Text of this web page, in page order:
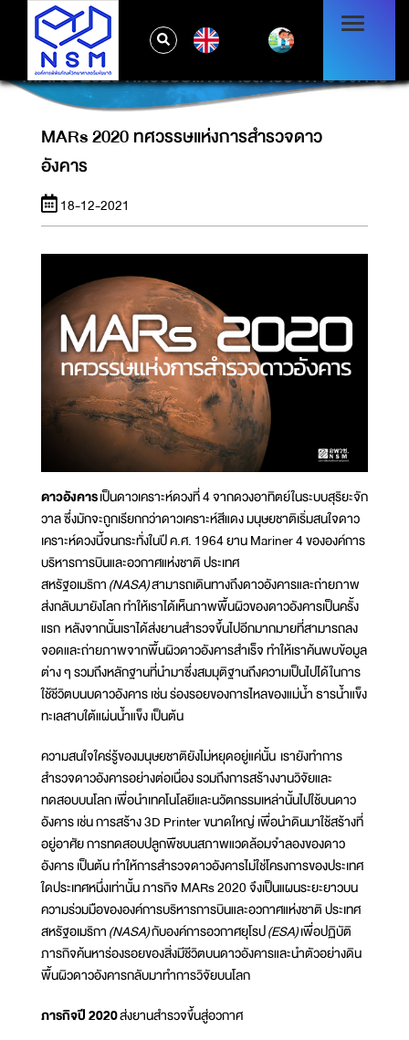
MARS 2020 ทศวรรษแห่งการสำรวจดาวอังคาร
MARs 2020 ทศวรรษแห่งการสำรวจดาว
อังคาร
18-12-2021
ดาวอังคารเป็นดาวเคราะห์ดวงที่ 4 จากดวงอาทิตย์ในระบบสุริยะจัก
วาล ซึ่งมักจะถูกเรียกกว่าดาวเคราะห์สีแดง มนุษยชาติเริ่มสนใจดาว
เคราะห์ดวงนี้จนกระทั่งในปี ค.ศ. 1964 ยาน Mariner 4 ขององค์การ
บริหารการบินและอวกาศแห่งชาติ ประเทศ
สหรัฐอเมริกา(NASA)สามารถเดินทางถึงดาวอังคารและถ่ายภาพ
ส่งกลับมายังโลก ทำให้เราได้เห็นภาพพื้นผิวของดาวอังคารเป็นครั้ง
แรก หลังจากนั้นเราได้ส่งยานสำรวจขึ้นไปอีกมากมายที่สามารถลง
จอดและถ่ายภาพจากพื้นผิวดาวอังคารสำเร็จ ทำให้เราค้นพบข้อมูล
ต่าง ๆ รวมถึงหลักฐานที่นำมาซึ่งสมมุติฐานถึงความเป็นไปได้ในการ
ใช้ชีวิตบนบดาวอังคาร เช่น ร่องรอยของการไหลของแม่น้ำ ธารน้ำแข็ง
ทะเลสาบใต้แผ่นน้ำแข็ง เป็นต้น
ความสนใจใคร่รู้ของมนุษยชาติยังไม่หยุดอยู่แค่นั้น เรายังทำการ
สำรวจดาวอังคารอย่างต่อเนื่อง รวมถึงการสร้างงานวิจัยและ
ทดสอบบนโลก เพื่อนำเทคโนโลยีและนวัตกรรมเหล่านั้นไปใช้บนดาว
อังคาร เช่น การสร้าง 3D Printer ขนาดใหญ่ เพื่อนำดินมาใช้สร้างที่
อยู่อาศัย การทดสอบปลูกพืชบนสภาพแวดล้อมจำลองของดาว
อังคาร เป็นต้น ทำให้การสำรวจดาวอังคารไม่ใช่โครงการของประเทศ
ใดประเทศหนึ่งเท่านั้น ภารกิจ MARs 2020 จึงเป็นแผนระยะยาวบน
ความร่วมมือขององค์การบริหารการบินและอวกาศแห่งชาติ ประเทศ
สหรัฐอเมริกา(NASA)กับองค์การอวกาศยุโรป(ESA)เพื่อปฏิบัติ
ภารกิจค้นหาร่องรอยของสิ่งมีชีวิตบนดาวอังคารและนำตัวอย่างดิน
พื้นผิวดาวอังคารกลับมาทำการวิจัยบนโลก
ภารกิจปี 2020ส่งยานสำรวจขึ้นสู่อวกาศ